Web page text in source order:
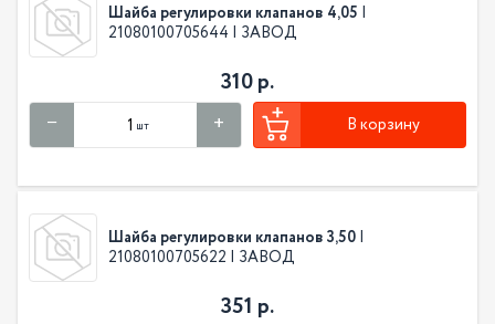
Шайба регулировки клапанов 4,05 |
21080100705644 | ЗАВОД
310 р.
шт В корзину
Шайба регулировки клапанов 3,50 |
21080100705622 | ЗАВОД
351 р.